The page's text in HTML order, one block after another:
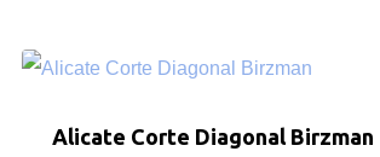
Alicate Corte Diagonal Birzman